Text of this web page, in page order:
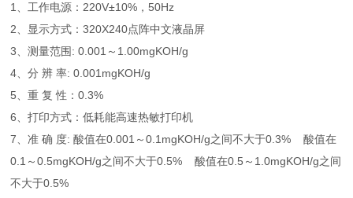
1、工作电源：220V±10%，50Hz
2、显示方式：320X240点阵中文液晶屏
3、测量范围: 0.001～1.00mgKOH/g
4、分 辨 率: 0.001mgKOH/g
5、重 复 性：0.3%
6、打印方式：低耗能高速热敏打印机
7、准 确 度: 酸值在0.001～0.1mgKOH/g之间不大于0.3% 酸值在
0.1～0.5mgKOH/g之间不大于0.5% 酸值在0.5～1.0mgKOH/g之间
不大于0.5%